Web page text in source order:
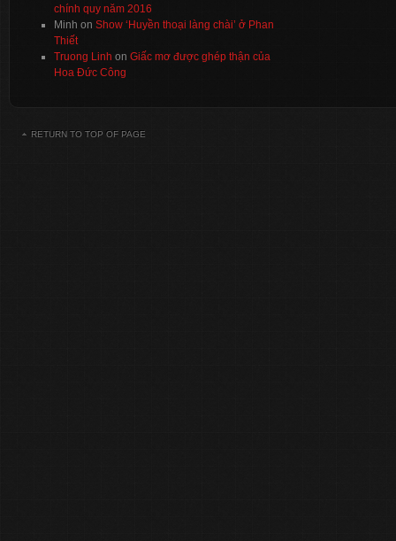
chính quy năm 2016
Minh on Show ‘Huyền thoại làng chài’ ở Phan
Thiết
Truong Linh on Giấc mơ được ghép thận của
Hoa Đức Công
RETURN TO TOP OF PAGE